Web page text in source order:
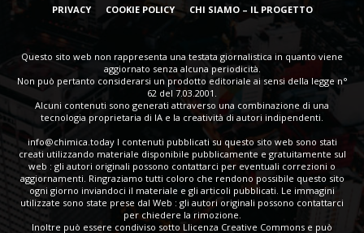
PRIVACY COOKIE POLICY CHI SIAMO – IL PROGETTO
Questo sito web non rappresenta una testata giornalistica in quanto viene
aggiornato senza alcuna periodicità.
Non può pertanto considerarsi un prodotto editoriale ai sensi della legge n°
62 del 7.03.2001.
Alcuni contenuti sono generati attraverso una combinazione di una
tecnologia proprietaria di IA e la creatività di autori indipendenti.
info@chimica.todayI contenuti pubblicati su questo sito web sono stati
creati utilizzando materiale disponibile pubblicamente e gratuitamente sul
web : gli autori originali possono contattarci per eventuali correzioni o
aggiornamenti. Ringraziamo tutti coloro che rendono possibile questo sito
ogni giorno inviandoci il materiale e gli articoli pubblicati. Le immagini
utilizzate sono state prese dal Web : gli autori originali possono contattarci
per chiedere la rimozione.
Inoltre può essere condiviso sotto Llicenza Creative Commons e può